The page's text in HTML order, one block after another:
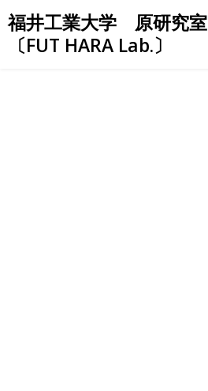
Skip
to
content
福井工業大学 原研究室
〔FUT HARA Lab.〕